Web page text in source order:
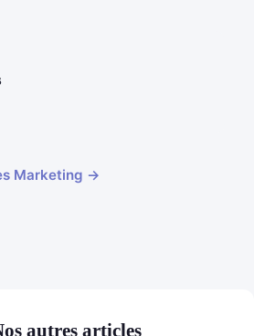
Marketing →
autres articles